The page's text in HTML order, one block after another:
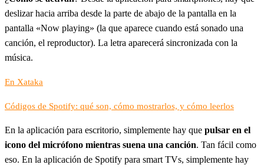
deslizar hacia arriba desde la parte de abajo de la pantalla en la
pantalla «Now playing» (la que aparece cuando está sonado una
canción, el reproductor). La letra aparecerá sincronizada con la
música.
En Xataka
Códigos de Spotify: qué son, cómo mostrarlos, y cómo leerlos
En la aplicación para escritorio, simplemente hay que pulsar en el
icono del micrófono mientras suena una canción. Tan fácil como
eso. En la aplicación de Spotify para smart TVs, simplemente hay